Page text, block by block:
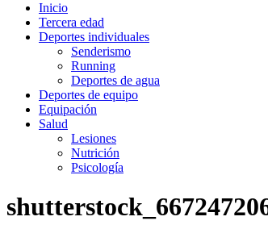
Inicio
Tercera edad
Deportes individuales
Senderismo
Running
Deportes de agua
Deportes de equipo
Equipación
Salud
Lesiones
Nutrición
Psicología